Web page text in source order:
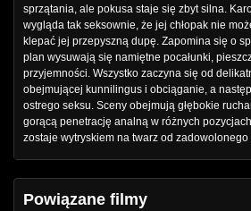
sprzątania, ale pokusa staje się zbyt silna.
wygląda tak seksownie, że jej chłopak nie
klepać jej przepyszną dupę. Zapomina się o
plan wysuwają się namiętne pocałunki,
przyjemności. Wszystko zaczyna się od
obejmującej kunnilingus i obciąganie, a
ostrego seksu. Sceny obejmują głębokie
gorącą penetrację analną w różnych
zostaje wytryskiem na twarz od zadowolonego
Powiązane filmy